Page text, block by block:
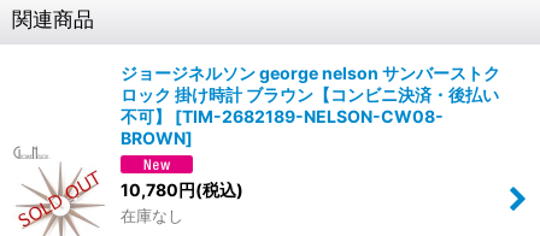
関連商品
ジョージネルソン george nelson サンバーストク
ロック 掛け時計 ブラウン【コンビニ決済・後払い
不可】
[TIM-2682189-NELSON-CW08-
BROWN]
10,780円(税込)
在庫なし